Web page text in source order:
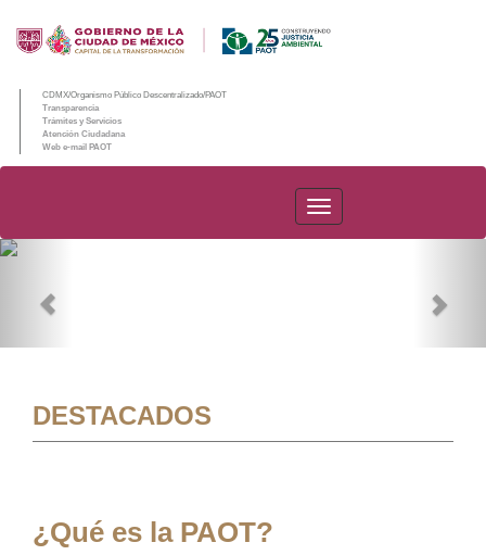
CDMX/Organismo Público Descentralizado/PAOT
Transparencia
Trámites y Servicios
Atención Ciudadana
Web e-mail PAOT
PAOT
DESTACADOS
¿Qué es la PAOT?